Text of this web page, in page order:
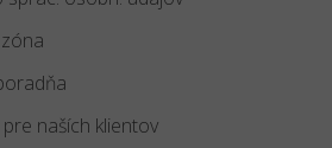
naších klientov